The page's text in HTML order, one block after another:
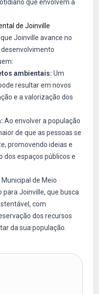
que envolvem a
de Joinville
Joinville avance no
ambientais: Um
resultar em novos
e a valorização dos
Ao envolver a população
de que as pessoas se
promovendo ideias e
dos espaços públicos e
de Meio
Joinville, que busca
com
dos recursos
da sua população.